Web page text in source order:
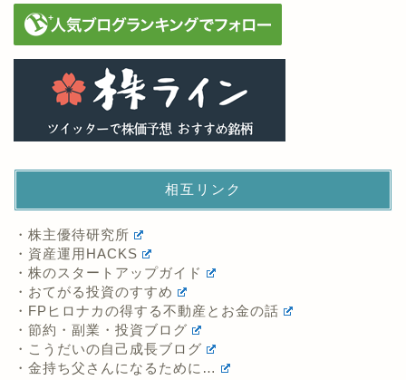
・株のスタートアップガイド
・FPヒロナカの得する不動産とお金の話
・節約・副業・投資ブログ
・こうだいの自己成長ブログ
・金持ち父さんになるために…
・ポセイドンの日常とFX航海日誌
・不動産WEB相談室
・じぇいの人生相談室
・ぐでりんの株主優待と配当で ぐでぐでライフ♪